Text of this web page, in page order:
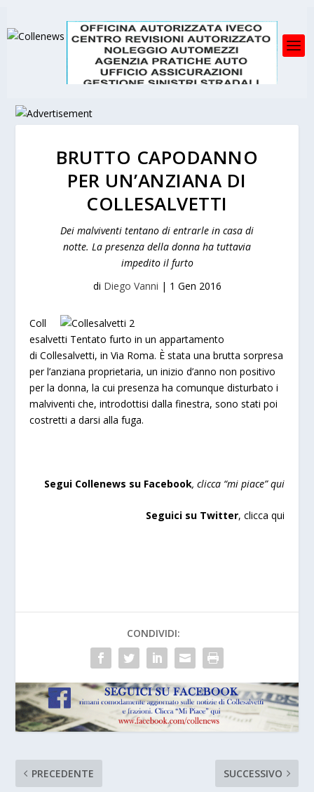
BRUTTO CAPODANNO
PER UN’ANZIANA DI
COLLESALVETTI
Dei malviventi tentano di entrarle in casa di
notte. La presenza della donna ha tuttavia
impedito il furto
di Diego Vanni | 1 Gen 2016
Coll
esalvetti Tentato furto in un appartamento
di Collesalvetti, in Via Roma. È stata una brutta sorpresa
per l’anziana proprietaria, un inizio d’anno non positivo
per la donna, la cui presenza ha comunque disturbato i
malviventi che, introdottisi dalla finestra, sono stati poi
costretti a darsi alla fuga.
Segui Collenews su Facebook, clicca “mi piace”qui
Seguici su Twitter, clicca qui
CONDIVIDI:
PRECEDENTE SUCCESSIVO